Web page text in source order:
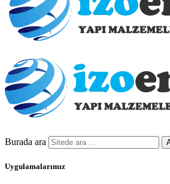
Burada ara
Uygulamalarımız